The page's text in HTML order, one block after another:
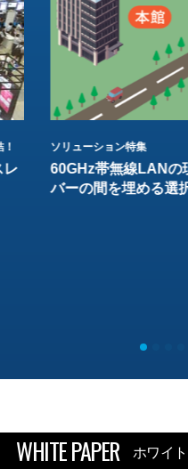
レ
ソリューション特集
60GHz帯無線LAN
バーの間を埋める選
WHITE PAPER ホワイ